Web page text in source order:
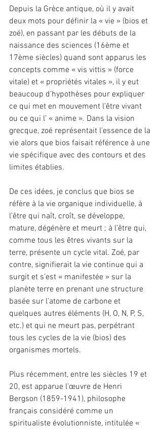
Depuis la Grèce antique, où il y avait
deux mots pour définir la « vie » (bios et
zoé), en passant par les débuts de la
naissance des sciences (16ème et
17ème siècles) quand sont apparus les
concepts comme « vis vittis » (force
vitale) et « propriétés vitales », il y eut
beaucoup d’hypothèses pour expliquer
ce qui met en mouvement l’être vivant
ou ce qui l’ « anime ». Dans la vision
grecque, zoé représentait l’essence de la
vie alors que bios faisait référence à une
vie spécifique avec des contours et des
limites établies.
De ces idées, je conclus que bios se
réfère à la vie organique individuelle, à
l’être qui naît, croît, se développe,
mature, dégénère et meurt ; à l’être qui,
comme tous les êtres vivants sur la
terre, présente un cycle vital. Zoé, par
contre, signifierait la vie continue qui a
surgit et s’est « manifestée » sur la
planète terre en prenant une structure
basée sur l’atome de carbone et
quelques autres éléments (H, O, N, P, S,
etc.) et qui ne meurt pas, perpétrant
tous les cycles de la vie (bios) des
organismes mortels.
Plus récemment, entre les siècles 19 et
20, est apparue l’œuvre de Henri
Bergson (1859-1941), philosophe
français considéré comme un
spiritualiste évolutionniste, intitulée «